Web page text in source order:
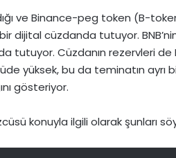
ve Binance-peg token (B-
dijital cüzdanda tutuyor.
da tutuyor. Cüzdanın rezervleri
yüksek, bu da teminatın ayrı
gösteriyor.
konuyla ilgili olarak şunları